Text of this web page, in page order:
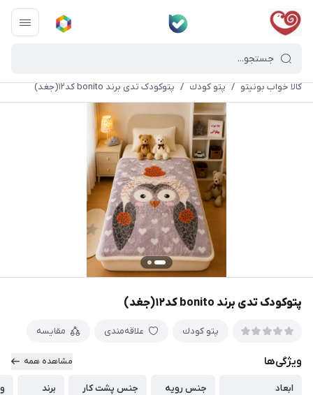
کالا خواب بونیتو / پتو كودك / پتوکودک تدی برند bonito کد۱۲(جغد)
پتوکودک تدی برند bonito کد۱۲(جغد)
پتو كودك علاقه‌مندی مقایسه
ویژگی‌ها مشاهده همه
ابعاد
جنس رویه
جنس پشت کار
برند